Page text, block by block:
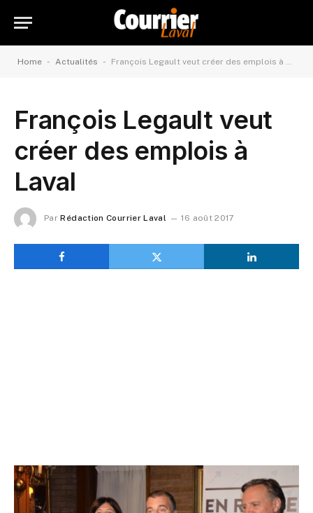
Home - Actualités - François Legault veut créer des emplois à Laval
François Legault veut
créer des emplois à
Laval
Par Rédaction Courrier Laval 16 août 2017